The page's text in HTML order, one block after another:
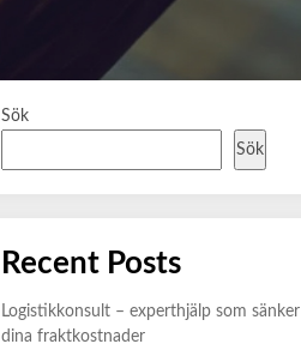
Sök
Sök
Recent Posts
Logistikkonsult – experthjälp som sänker
dina fraktkostnader